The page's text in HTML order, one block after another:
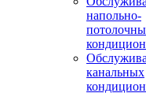
напольно-
канальных